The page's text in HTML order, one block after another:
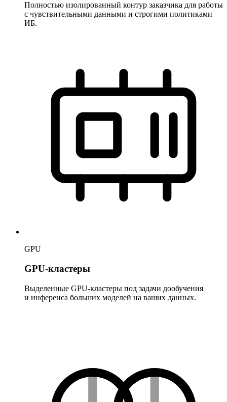
Полностью изолированный контур заказчика для работы
с чувствительными данными и строгими политиками
ИБ.
GPU
GPU-кластеры
Выделенные GPU-кластеры под задачи дообучения
и инференса больших моделей на ваших данных.